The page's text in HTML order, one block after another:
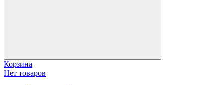
Корзина
Нет товаров